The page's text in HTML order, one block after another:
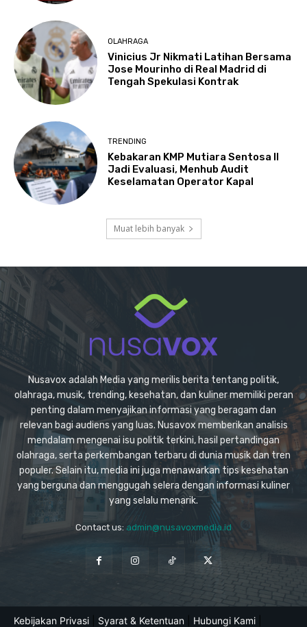
OLAHRAGA
Vinicius Jr Nikmati Latihan Bersama
Jose Mourinho di Real Madrid di
Tengah Spekulasi Kontrak
TRENDING
Kebakaran KMP Mutiara Sentosa II
Jadi Evaluasi, Menhub Audit
Keselamatan Operator Kapal
Muat lebih banyak
Nusavox adalah Media yang merilis berita tentang politik,
olahraga, musik, trending, kesehatan, dan kuliner memiliki peran
penting dalam menyajikan informasi yang beragam dan
relevan bagi audiens yang luas. Nusavox memberikan analisis
mendalam mengenai isu politik terkini, hasil pertandingan
olahraga, serta perkembangan terbaru di dunia musik dan tren
populer. Selain itu, media ini juga menawarkan tips kesehatan
yang berguna dan menggugah selera dengan informasi kuliner
yang selalu menarik.
Contact us: admin@nusavoxmedia.id
Kebijakan Privasi Syarat & Ketentuan Hubungi Kami